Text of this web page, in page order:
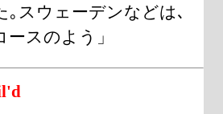
｡スウェーデンなどは､
スのよう」